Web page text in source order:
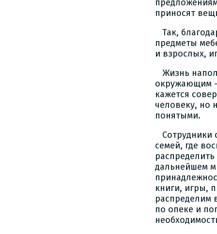
приносят
Так,
предметы
и взрослых,
Жизнь
окружающим -
кажется
человеку, но
понятыми.
Сотрудники
семей, где
дальнейшем
книги, игры,
распределим
по опеке и